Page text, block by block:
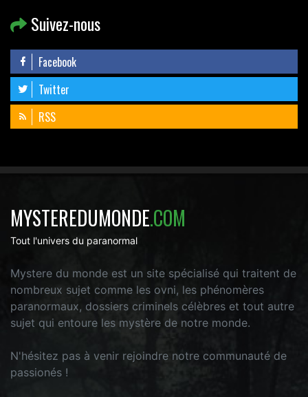
Suivez-nous
Facebook
Twitter
RSS
MYSTEREDUMONDE.COM
Tout l'univers du paranormal
Mystere du monde est un site spécialisé qui traitent de
nombreux sujet comme les ovni, les phénomères
paranormaux, dossiers criminels célèbres et tout autre
sujet qui entoure les mystère de notre monde.
N'hésitez pas à venir rejoindre notre communauté de
passionés !